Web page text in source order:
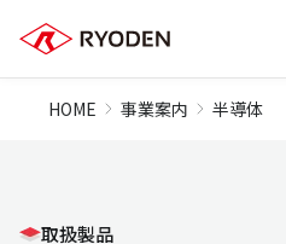
HOME 事業案内 半導体
取扱製品